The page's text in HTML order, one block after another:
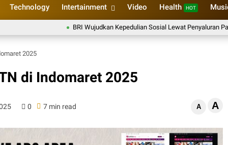
Technology Intertainment Video Health HOT
BRI Wujudkan Kepedulian Sosial Lewat Penyaluran Paket
2025
di Indomaret 2025
0 7 min read A A